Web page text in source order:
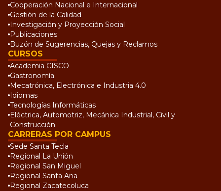
Cooperación Nacional e Internacional
Gestión de la Calidad
Investigación y Proyección Social
Publicaciones
Buzón de Sugerencias, Quejas y Reclamos
CURSOS
Academia CISCO
Gastronomía
Mecatrónica, Electrónica e Industria 4.0
Idiomas
Tecnologías Informáticas
Eléctrica, Automotriz, Mecánica Industrial, Civil y
Construcción
CARRERAS POR CAMPUS
Sede Santa Tecla
Regional La Unión
Regional San Miguel
Regional Santa Ana
Regional Zacatecoluca